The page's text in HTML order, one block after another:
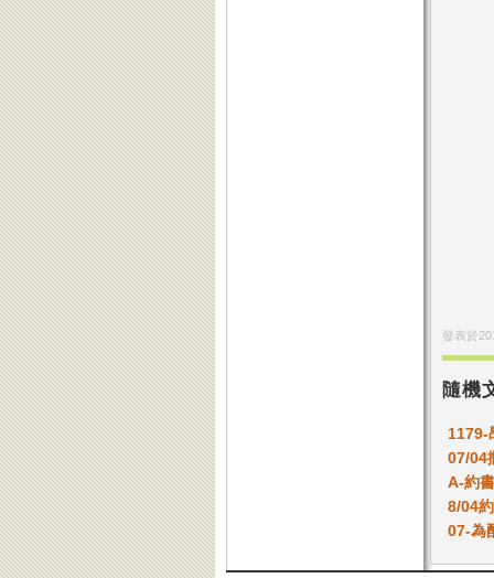
發表於
隨機
1179-
07/04
A-約
8/04
07-為